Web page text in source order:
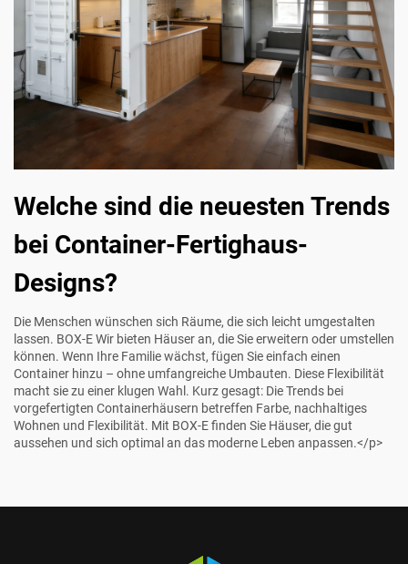
Welche sind die neuesten Trends
bei Container-Fertighaus-
Designs?
Die Menschen wünschen sich Räume, die sich leicht umgestalten
lassen. BOX-EWir bieten Häuser an, die Sie erweitern oder umstellen
können. Wenn Ihre Familie wächst, fügen Sie einfach einen
Container hinzu – ohne umfangreiche Umbauten. Diese Flexibilität
macht sie zu einer klugen Wahl. Kurz gesagt: Die Trends bei
vorgefertigten Containerhäusern betreffen Farbe, nachhaltiges
Wohnen und Flexibilität. Mit BOX-Efinden Sie Häuser, die gut
aussehen und sich optimal an das moderne Leben anpassen.</p>